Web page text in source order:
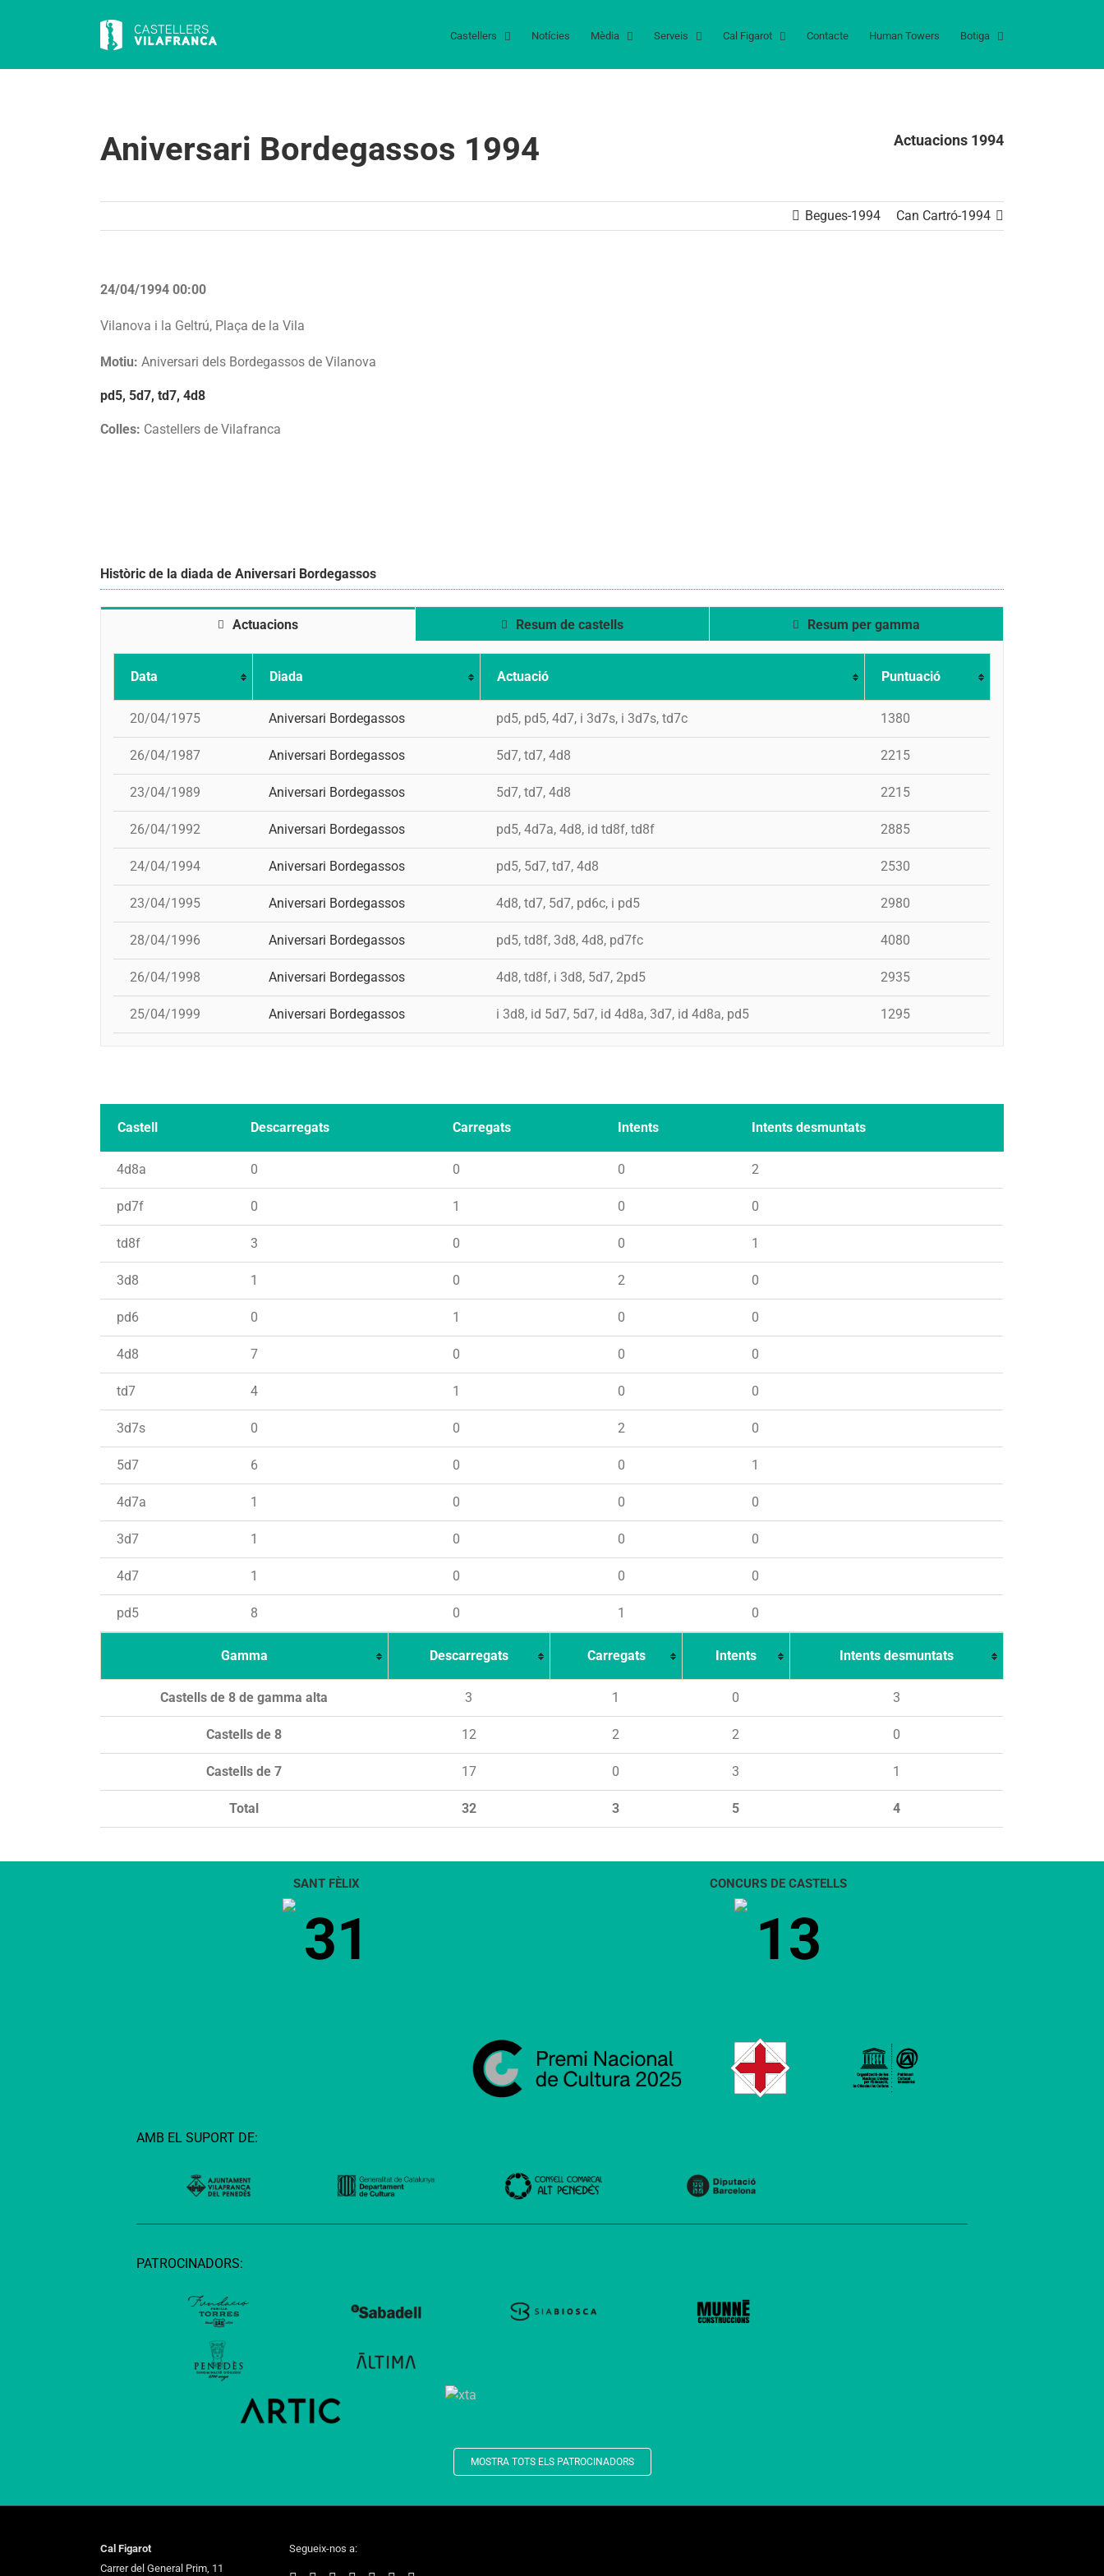
Castellers Notícies Mèdia Serveis Cal Figarot Contacte Human Towers Botiga
Aniversari Bordegassos 1994 Actuacions 1994
Begues-1994 Can Cartró-1994
24/04/1994 00:00
Vilanova i la Geltrú, Plaça de la Vila
Motiu: Aniversari dels Bordegassos de Vilanova
pd5, 5d7, td7, 4d8
Colles: Castellers de Vilafranca
Històric de la diada de Aniversari Bordegassos
Actuacions Resum de castells Resum per gamma
Data Diada Actuació Puntuació
20/04/1975 Aniversari Bordegassos pd5, pd5, 4d7, i 3d7s, i 3d7s, td7c 1380
26/04/1987 Aniversari Bordegassos 5d7, td7, 4d8 2215
23/04/1989 Aniversari Bordegassos 5d7, td7, 4d8 2215
26/04/1992 Aniversari Bordegassos pd5, 4d7a, 4d8, id td8f, td8f 2885
24/04/1994 Aniversari Bordegassos pd5, 5d7, td7, 4d8 2530
23/04/1995 Aniversari Bordegassos 4d8, td7, 5d7, pd6c, i pd5 2980
28/04/1996 Aniversari Bordegassos pd5, td8f, 3d8, 4d8, pd7fc 4080
26/04/1998 Aniversari Bordegassos 4d8, td8f, i 3d8, 5d7, 2pd5 2935
25/04/1999 Aniversari Bordegassos i 3d8, id 5d7, 5d7, id 4d8a, 3d7, id 4d8a, pd5 1295
Castell Descarregats Carregats Intents Intents desmuntats
4d8a 0 0 0 2
pd7f 0 1 0 0
td8f 3 0 0 1
3d8 1 0 2 0
pd6 0 1 0 0
4d8 7 0 0 0
td7 4 1 0 0
3d7s 0 0 2 0
5d7 6 0 0 1
4d7a 1 0 0 0
3d7 1 0 0 0
4d7 1 0 0 0
pd5 8 0 1 0
Gamma Descarregats Carregats Intents Intents desmuntats
Total 32 3 5 4
Castells de 8 de gamma alta 3 1 0 3
Castells de 8 12 2 2 0
Castells de 7 17 0 3 1
SANT FÈLIX
31
CONCURS DE CASTELLS
13
AMB EL SUPORT DE:
PATROCINADORS:
MOSTRA TOTS ELS PATROCINADORS
Cal Figarot
Carrer del General Prim, 11
Segueix-nos a: